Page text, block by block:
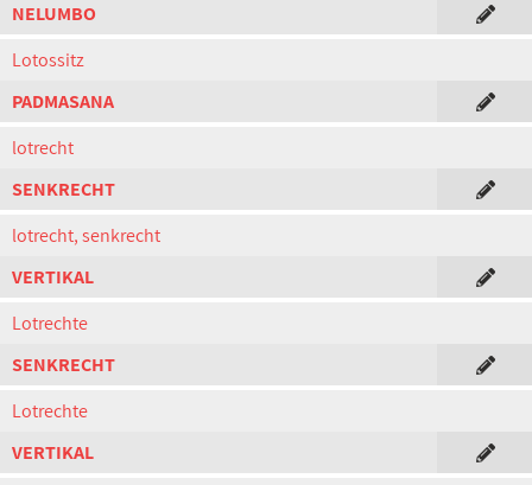
NELUMBO
Lotossitz
PADMASANA
lotrecht
SENKRECHT
lotrecht, senkrecht
VERTIKAL
Lotrechte
SENKRECHT
Lotrechte
VERTIKAL